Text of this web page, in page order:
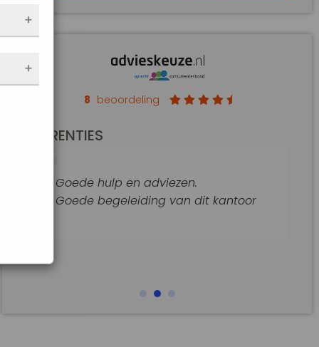
8 beoordeling
REFERENTIES
Goede hulp en adviezen.
Goede begeleiding van dit kantoor
op